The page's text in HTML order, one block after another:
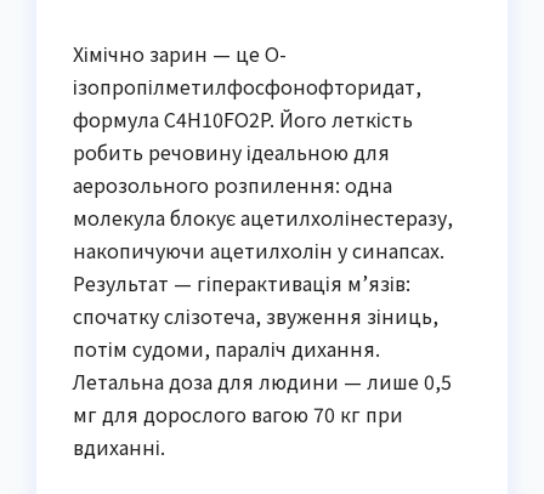
Хімічно зарин — це O-
ізопропілметилфосфонофторидат,
формула C4H10FO2P. Його леткість
робить речовину ідеальною для
аерозольного розпилення: одна
молекула блокує ацетилхолінестеразу,
накопичуючи ацетилхолін у синапсах.
Результат — гіперактивація м’язів:
спочатку слізотеча, звуження зіниць,
потім судоми, параліч дихання.
Летальна доза для людини — лише 0,5
мг для дорослого вагою 70 кг при
вдиханні.